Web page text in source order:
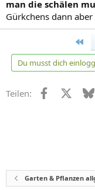
man die schälen
Gürkchens dann
Du musst dich
Teilen: Facebook
Garten & Pflanzen